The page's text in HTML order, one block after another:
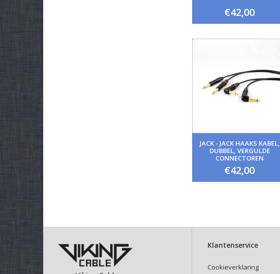
€42,00
JACK - JACK HAAKS KABEL,
DUBBEL, VERGULDE
CONNECTOREN
€42,00
Klantenservice
Cookieverklaring